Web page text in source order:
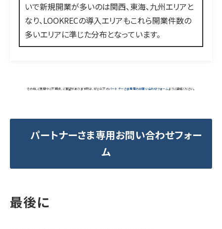
いで新規開業が多いのは関西、東海、九州エリアと
なり、LOOKRECの導入エリアもこれら開業件数の
多いエリアに準じた分布となっています。
その他、ご質問やご不明点、ご要望があります際は、ぜひ以下のパートナーさま専用のお問い合わせフォームよりご連絡ください。
パートナーさま専用お問い合わせフォー
ム
最後に